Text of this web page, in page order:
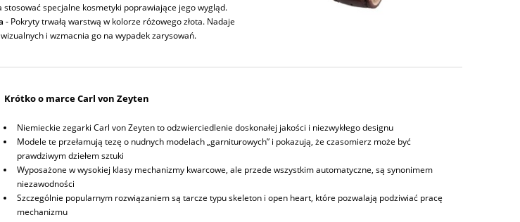
stosować specjalne kosmetyki poprawiające jego wygląd.
- Pokryty trwałą warstwą w kolorze różowego złota. Nadaje
i wzmacnia go na wypadek zarysowań.
Krótko o marce Carl von Zeyten
Niemieckie zegarki Carl von Zeyten to odzwierciedlenie doskonałej jakości i niezwykłego designu
Modele te przełamują tezę o nudnych modelach „garniturowych” i pokazują, że czasomierz może być
prawdziwym dziełem sztuki
Wyposażone w wysokiej klasy mechanizmy kwarcowe, ale przede wszystkim automatyczne, są synonimem
niezawodności
Szczególnie popularnym rozwiązaniem są tarcze typu skeleton i open heart, które pozwalają podziwiać pracę
mechanizmu